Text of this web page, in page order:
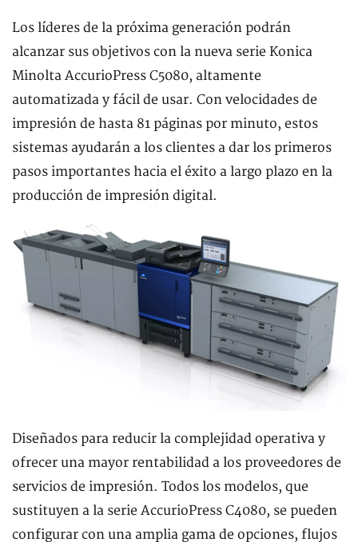
Los líderes de la próxima generación podrán
alcanzar sus objetivos con la nueva serie Konica
Minolta AccurioPress C5080, altamente
automatizada y fácil de usar. Con velocidades de
impresión de hasta 81 páginas por minuto, estos
sistemas ayudarán a los clientes a dar los primeros
pasos importantes hacia el éxito a largo plazo en la
producción de impresión digital.
Diseñados para reducir la complejidad operativa y
ofrecer una mayor rentabilidad a los proveedores de
servicios de impresión. Todos los modelos, que
sustituyen a la serie AccurioPress C4080, se pueden
configurar con una amplia gama de opciones, flujos